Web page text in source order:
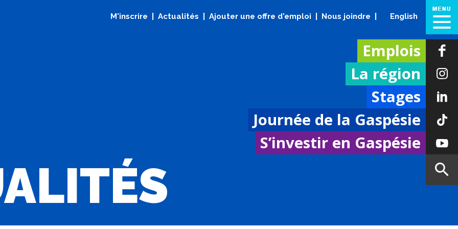
M'inscrire Actualités Ajouter une offre d'emploi Nous joindre English
Emplois
La région
Stages
Journée de la Gaspésie
S’investir en Gaspésie